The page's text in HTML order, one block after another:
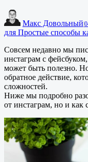
Макс Довольный
для Простые способы
Совсем недавно мы
инстаграм с
может быть полезно.
обратное действие,
сложностей.
Ниже мы подробно
от инстаграм, но и как